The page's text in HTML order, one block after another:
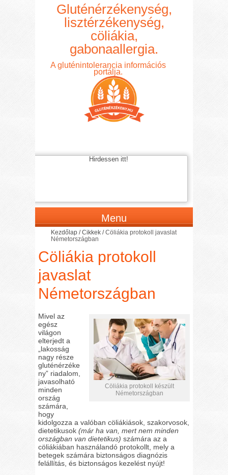
Gluténérzékenység,
lisztérzékenység,
cöliákia,
gabonaallergia.
A gluténintolerancia információs
portálja.
Hirdessen itt!
Menu
Kezdőlap /Cikkek /Cöliákia protokoll javaslat
Németországban
Cöliákia protokoll
javaslat
Németországban
Cöliákia protokoll készült
Németországban
Mivel az
egész
világon
elterjedt a
„lakosság
nagy része
gluténérzéke
ny” riadalom,
javasolható
minden
ország
számára,
hogy
kidolgozza a valóban cöliákiások, szakorvosok,
dietetikusok(már ha van, mert nem minden
országban van dietetikus) számára az a
cöliákiában használandó protokollt, mely a
betegek számára biztonságos diagnózis
felállítás, és biztonságos kezelést nyújt!